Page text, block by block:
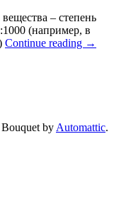
– степень
(например, в
Continue reading →
by Automattic.